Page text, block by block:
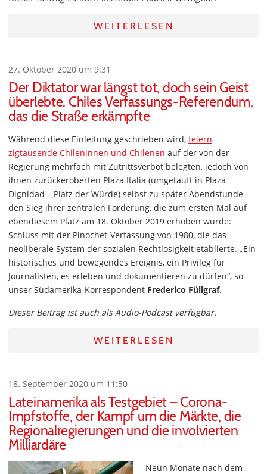
WEITERLESEN
27. Oktober 2020 um 9:31
Der Diktator war längst tot, doch sein Geist
überlebte. Chiles Verfassungs-Referendum,
das die Straße erkämpfte
Während diese Einleitung geschrieben wird, feiern
zigtausende Chileninnen und Chilenen auf der von der
Regierung mehrfach mit Zutrittsverbot belegten, jedoch von
ihnen zurückeroberten Plaza Italia (umgetauft in Plaza
Dignidad – Platz der Würde) selbst zu später Abendstunde
den Sieg ihrer zentralen Forderung, die zum ersten Mal auf
ebendiesem Platz am 18. Oktober 2019 erhoben wurde:
Schluss mit der Pinochet-Verfassung von 1980, die das
neoliberale System der sozialen Rechtlosigkeit etablierte. „Ein
historisches und bewegendes Ereignis, ein Privileg für
Journalisten, es erleben und dokumentieren zu dürfen“, so
unser Südamerika-Korrespondent Frederico Füllgraf.
Dieser Beitrag ist auch als Audio-Podcast verfügbar.
WEITERLESEN
18. September 2020 um 11:50
Lateinamerika als Testgebiet – Corona-
Impfstoffe, der Kampf um die Märkte, die
Regionalregierungen und die involvierten
Milliardäre
Neun Monate nach dem